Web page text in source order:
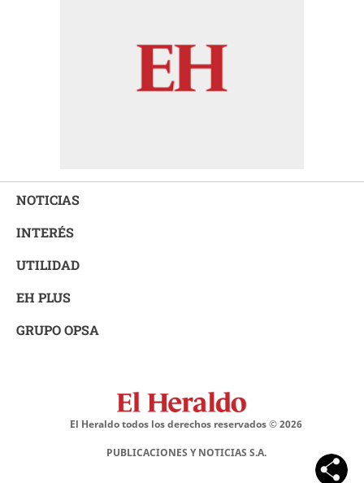
NOTICIAS
INTERÉS
UTILIDAD
EH PLUS
GRUPO OPSA
El Heraldo todos los derechos reservados ©2026
PUBLICACIONES Y NOTICIAS S.A.